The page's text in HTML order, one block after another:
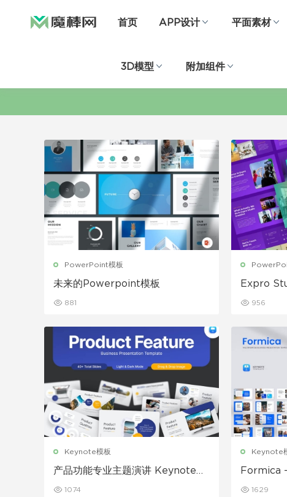
首页 APP设计 平面素材
3D模型 附加组件
PowerPoint模板
未来的Powerpoint模板
881
Expro
956
Keynote模板
产品功能专业主题演讲 Keynote模
1074
Keynote
Formica
1629